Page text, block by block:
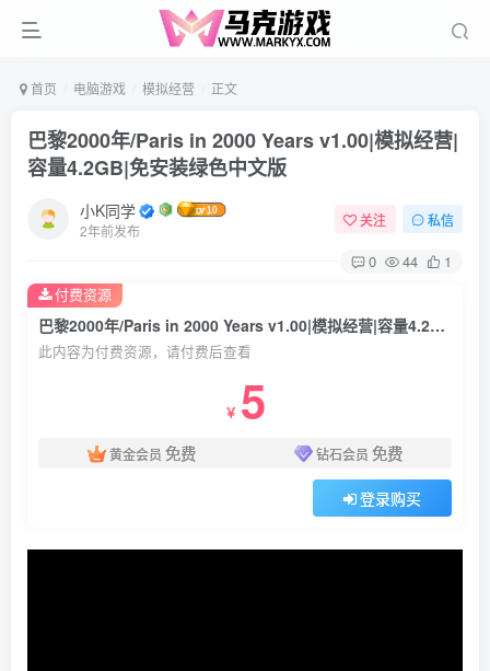
首页 电脑游戏 模拟经营 正文
巴黎2000年/Paris in 2000 Years v1.00|模拟经营|
容量4.2GB|免安装绿色中文版
小K同学
2年前发布
关注 私信
0 44 1
巴黎2000年/Paris in 2000 Years v1.00|模拟经营|容量4.2GB|免安装绿色中文版
此内容为付费资源，请付费后查看
￥ 5
黄金会员 免费 钻石会员 免费
登录购买
付费资源